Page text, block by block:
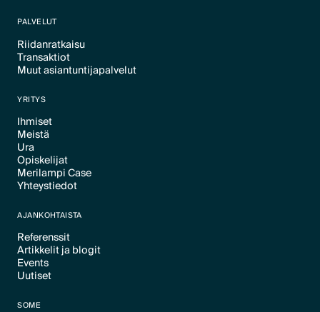
PALVELUT
Riidanratkaisu
Text Link
Transaktiot
Text Link
Muut asiantuntijapalvelut
YRITYS
Ihmiset
Text Link
Meistä
Text Link
Ura
Text Link
Opiskelijat
Text Link
Merilampi Case
Text Link
Yhteystiedot
AJANKOHTAISTA
Referenssit
Text Link
Artikkelit ja blogit
Text Link
Events
Text Link
Uutiset
SOME